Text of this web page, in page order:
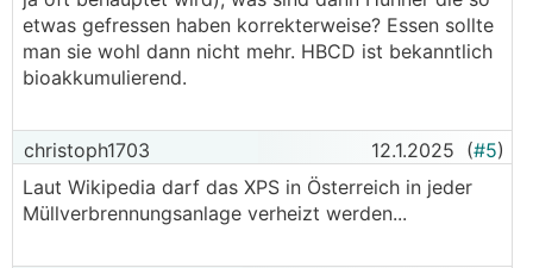
etwas gefressen haben korrekterweise? Essen sollte
man sie wohl dann nicht mehr. HBCD ist bekanntlich
bioakkumulierend.
christoph1703 12.1.2025 (#5)
Laut Wikipedia darf das XPS in Österreich in jeder
Müllverbrennungsanlage verheizt werden...